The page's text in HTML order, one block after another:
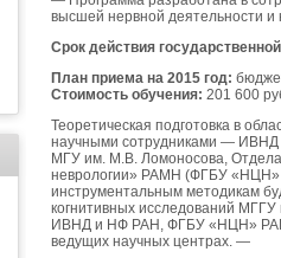
высшей нервной деятельности
Срок действия
План приема на 2015 год:
Стоимость обучения: 201 600
Теоретическая подготовка в
научными сотрудниками —
МГУ им. М.В. Ломоносова,
неврологии» РАМН (ФГБУ «НЦН»
инструментальным методикам
когнитивных исследований
ИВНД и НФ РАН, ФГБУ «НЦН»
ведущих научных центрах. —